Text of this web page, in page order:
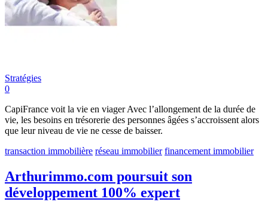
Stratégies
0
CapiFrance voit la vie en viager Avec l’allongement de la durée de
vie, les besoins en trésorerie des personnes âgées s’accroissent alors
que leur niveau de vie ne cesse de baisser.
transaction immobilière réseau immobilier financement immobilier
Arthurimmo.com poursuit son
développement 100% expert